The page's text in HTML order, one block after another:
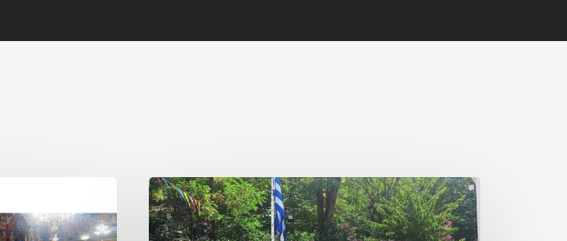
Με
την